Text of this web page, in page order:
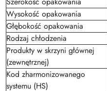
Wysokość opakowania
Głębokość opakowania
Rodzaj chłodzenia
Produkty w skrzyni głównej
(zewnętrznej)
Kod zharmonizowanego
systemu (HS)